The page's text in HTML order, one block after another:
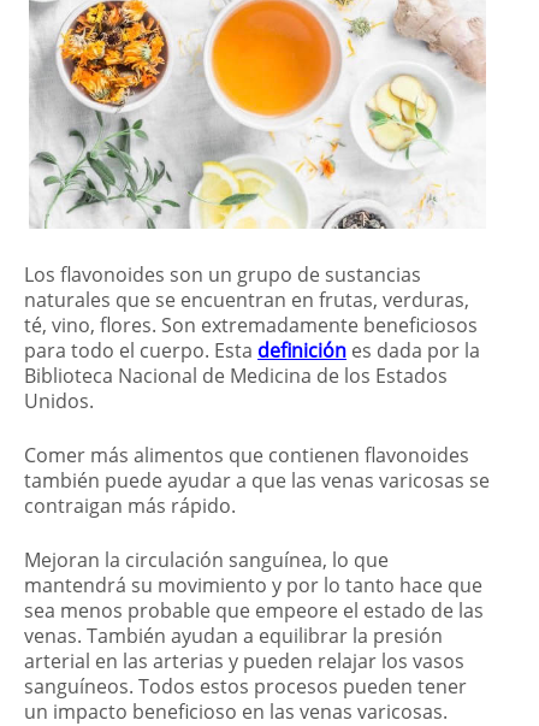
Los flavonoides son un grupo de sustancias
naturales que se encuentran en frutas, verduras,
té, vino, flores. Son extremadamente beneficiosos
para todo el cuerpo. Esta definición es dada por la
Biblioteca Nacional de Medicina de los Estados
Unidos.
Comer más alimentos que contienen flavonoides
también puede ayudar a que las venas varicosas se
contraigan más rápido.
Mejoran la circulación sanguínea, lo que
mantendrá su movimiento y por lo tanto hace que
sea menos probable que empeore el estado de las
venas. También ayudan a equilibrar la presión
arterial en las arterias y pueden relajar los vasos
sanguíneos. Todos estos procesos pueden tener
un impacto beneficioso en las venas varicosas.